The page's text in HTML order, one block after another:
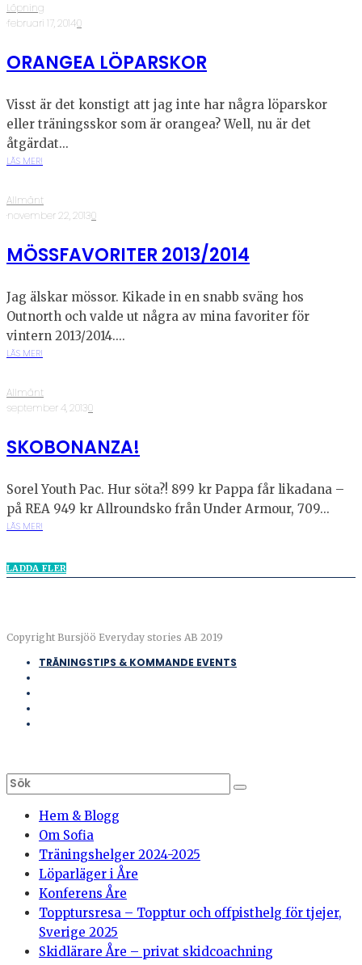
Löpning
·februari 17, 2014·0
ORANGEA LÖPARSKOR
Visst är det konstigt att jag inte har några löparskor
eller träningsskor som är orangea? Well, nu är det
åtgärdat...
LÄS MER!
Allmänt
·november 22, 2013·0
MÖSSFAVORITER 2013/2014
Jag älskar mössor. Kikade in en snabb sväng hos
Outnorth och valde ut några av mina favoriter för
vintern 2013/2014....
LÄS MER!
Allmänt
·september 4, 2013·0
SKOBONANZA!
Sorel Youth Pac. Hur söta?! 899 kr Pappa får likadana –
på REA 949 kr Allroundsko från Under Armour, 709...
LÄS MER!
LADDA FLER
Copyright Bursjöö Everyday stories AB 2019
TRÄNINGSTIPS & KOMMANDE EVENTS
Hem & Blogg
Om Sofia
Träningshelger 2024-2025
Löparläger i Åre
Konferens Åre
Topptursresa – Topptur och offpisthelg för tjejer,
Sverige 2025
Skidlärare Åre – privat skidcoachning